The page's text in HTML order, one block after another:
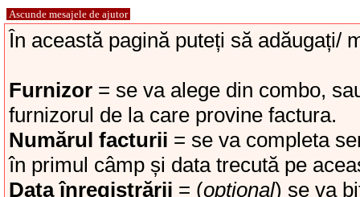
Ascunde mesajele de ajutor
În această pagină puteți să adăugați/
Furnizor = se va alege din combo,
furnizorul de la care provine factura.
Numărul facturii = se va completa
în primul câmp și data trecută pe
Data înregistrării = (optional) se va